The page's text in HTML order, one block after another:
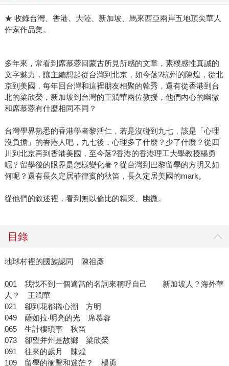
★ 收錄台灣、香港、大陸、新加坡、馬來西亞兩岸五地頂尖華人
作家作品集。
多年來，常看到席慕蓉回蒙古所見所感的文章，素樸感性真誠的
文字魅力，讓主編想起從台灣到北京，如今落?杭州的陳煌，從北
京到美國，每年回台灣和這裡朋友相聚的韓秀，還有從香港到台
北的梁欣榮，新加坡到台灣的王潤華兩位教授，他們內心的幽微
和席慕蓉有什麼相同不同？
台灣學界熟悉的香港學者黎活仁，若是沒碰到九七，該是「心理
沒負擔」的香港人吧，九七後，心理多了什麼？少了什麼？從四
川到北京再到香港美國，至今落?香港的香港理工大學教授楊勇
呢﹖留學後的眼界是怎樣變化著？從台灣到巴黎留學的方明又如
何呢？還有長久定居菲律賓的秋笛，長久定居美國的mark。
從他們的敘述裡，看到無以倫比的精采、幽微。
目錄
地球村裡的國族認同 陳祖彥
001 我找不到一個適當的名詞來稱呼自己 新加坡人？海外華
人？ 王潤華
021 卻到花都捲心潮 方明
049 薩如拉‧明亮的光 席慕蓉
065 生計樓瑣事 秋笛
073 卻望并州是故鄉 梁欣榮
091 往來的歲月 陳煌
109 留學的衝擊和迷茫？ 楊勇